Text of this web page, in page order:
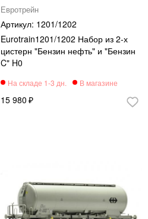
Евротрейн
1201/1202
Eurotrain1201/1202 Набор из 2-х
цистерн "Бензин нефть" и "Бензин
C" H0
15 980